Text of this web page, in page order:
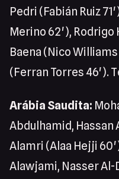
Pedri (Fabián Ruiz
Merino 62'), Rodrigo
Baena (Nico
(Ferran Torres 46').
Arábia Saudita:
Abdulhamid, Hassan
Alamri (Alaa Hejji
Alawjami, Nasser Al-